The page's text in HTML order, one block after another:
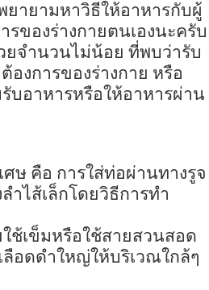
ายามหาวิธีให้อาหารกับผู้
ของร่างกายตนเองนะครับ
จำนวนไม่น้อย ที่พบว่ารับ
งการของร่างกาย หรือ
บอาหารหรือให้อาหารผ่าน
ษ คือ การใส่ท่อผ่านทางรูจ
ำไส้เล็กโดยวิธีการทำ
ช้เข็มหรือใช้สายสวนสอด
อดดำใหญ่ให้บริเวณใกล้ๆ